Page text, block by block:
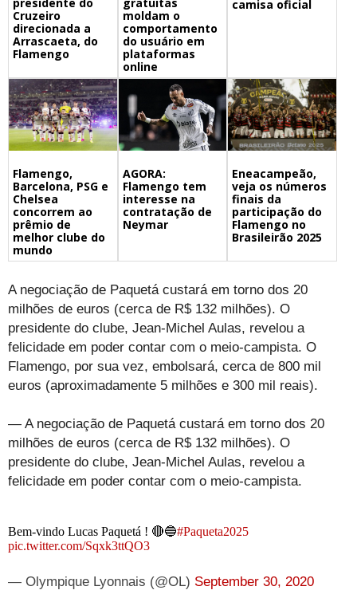
Cruzeiro
direcionada a
Arrascaeta, do
Flamengo
moldam o
comportamento
do usuário em
plataformas
online
camisa oficial
Flamengo,
Barcelona, PSG e
Chelsea
concorrem ao
prêmio de
melhor clube do
mundo
AGORA:
Flamengo tem
interesse na
contratação de
Neymar
Eneacampeão,
veja os números
finais da
participação do
Flamengo no
Brasileirão 2025
A negociação de Paquetá custará em torno dos 20
milhões de euros (cerca de R$ 132 milhões). O
presidente do clube, Jean-Michel Aulas, revelou a
felicidade em poder contar com o meio-campista. O
Flamengo, por sua vez, embolsará, cerca de 800 mil
euros (aproximadamente 5 milhões e 300 mil reais).
— A negociação de Paquetá custará em torno dos 20
milhões de euros (cerca de R$ 132 milhões). O
presidente do clube, Jean-Michel Aulas, revelou a
felicidade em poder contar com o meio-campista.
Bem-vindo Lucas Paquetá ! 🔴🔵#Paqueta2025
pic.twitter.com/Sqxk3ttQO3
— Olympique Lyonnais (@OL) September 30, 2020